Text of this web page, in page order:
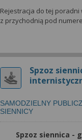
Rejestracja do tej
z przychodnią pod
Spzoz
SAMODZIELNY
SIENNICY
Spzoz siennica -